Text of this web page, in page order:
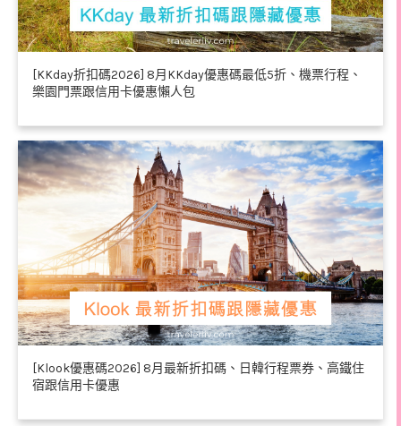
[KKday折扣碼2026] 8月KKday優惠碼最低5折、機票行程、
樂園門票跟信用卡優惠懶人包
[Klook優惠碼2026] 8月最新折扣碼、日韓行程票券、高鐵住
宿跟信用卡優惠